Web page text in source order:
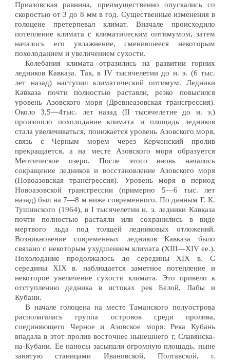
Приазовская равнина, преимущественно опускались со
скоростью от 3 до 8 мм в год. Существенные изменения в
голоцене претерпевал климат. Вначале происходило
потепление климата с климатическим оптимумом, затем
началось его увлажнение, сменившееся некоторым
похолоданием и увеличением сухости.
Колебания климата отразились на развитии горних
ледников Кавказа. Так, в IV тысячелетии до н. э. (6 тыс.
лет назад) наступил климатический оптимум. Ледники
Кавказа почти полностью растаяли, резко повысился
уровень Азовского моря (Древнеазовская трансгрессия).
Около 3,5—4тыс. лет назад (II тысячелетие до н. э.)
произошло похолодание климата и площадь ледников
стала увеличиваться, понижается уровень Азовского моря,
связь с Черным морем через Керченский пролив
прекращается, а на месте Азовского моря образуется
Меотическое озеро. После этого вновь началось
сокращение ледников и восстановление Азовского моря
(Новоазовская трансгрессия). Уровень моря в период
Новоазовской трансгрессии (примерно 5—6 тыс. лет
назад) был на 7—8 м ниже современного. По данным Г. К.
Тушинского (1964), в I тысячелетии н. э. ледники Кавказа
почти полностью растаяли или сохранились в виде
мертвого льда под толщей ледниковых отложений.
Возникновение современных ледников Кавказа было
связано с некоторым ухудшением климата (XIII—XIV ее.).
Похолодание продолжалось до середины XIX в. С
середины XIX в. наблюдается заметное потепление и
некоторое увеличение сухости климата. Это привело к
отступлению дедника в истоках рек Белой, Лабы и
Кубани.
В начале голоцена на месте Таманского полуострова
располагалась группа островов среди пролива,
соединяющего Черное и Азовское моря. Река Кубань
впадала в этот пролив восточнее нынешнего г, Славянска-
на-Кубани. Ее наносы засыпали огромную площадь, ныне
занятую станицами Ивановской, Полтавской, г.